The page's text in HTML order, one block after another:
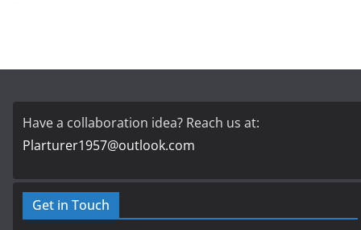
Have a collaboration idea? Reach us at:
Plarturer1957@outlook.com
Get in Touch